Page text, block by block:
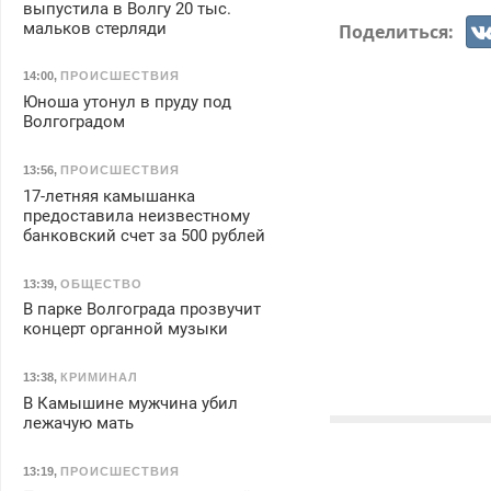
Поделиться:
выпустила в Волгу 20 тыс.
мальков стерляди
14:00, ПРОИСШЕСТВИЯ
Юноша утонул в пруду под
Волгоградом
13:56, ПРОИСШЕСТВИЯ
17-летняя камышанка
предоставила неизвестному
банковский счет за 500 рублей
13:39, ОБЩЕСТВО
В парке Волгограда прозвучит
концерт органной музыки
13:38, КРИМИНАЛ
В Камышине мужчина убил
лежачую мать
13:19, ПРОИСШЕСТВИЯ